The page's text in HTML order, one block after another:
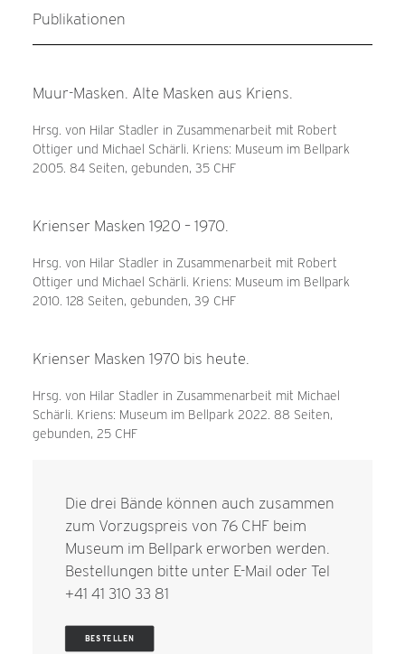
Publikationen
Muur-Masken. Alte Masken aus Kriens.
Hrsg. von Hilar Stadler in Zusammenarbeit mit Robert
Ottiger und Michael Schärli. Kriens: Museum im Bellpark
2005. 84 Seiten, gebunden, 35 CHF
Krienser Masken 1920 – 1970.
Hrsg. von Hilar Stadler in Zusammenarbeit mit Robert
Ottiger und Michael Schärli. Kriens: Museum im Bellpark
2010. 128 Seiten, gebunden, 39 CHF
Krienser Masken 1970 bis heute.
Hrsg. von Hilar Stadler in Zusammenarbeit mit Michael
Schärli. Kriens: Museum im Bellpark 2022. 88 Seiten,
gebunden, 25 CHF
Die drei Bände können auch zusammen
zum Vorzugspreis von 76 CHF beim
Museum im Bellpark erworben werden.
Bestellungen bitte unter E-Mail oder Tel
+41 41 310 33 81
BESTELLEN